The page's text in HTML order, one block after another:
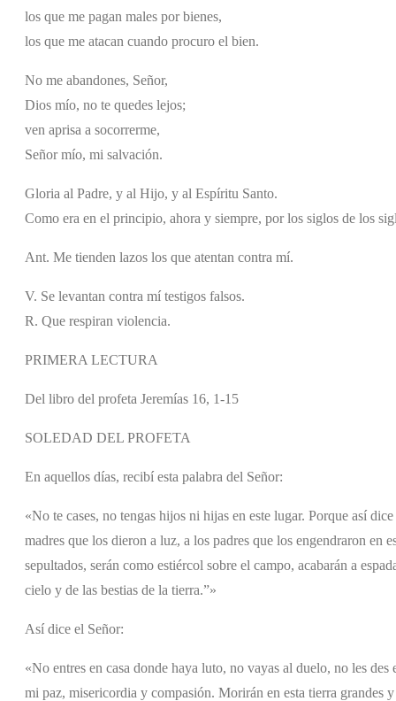
los que me pagan males por bienes,
los que me atacan cuando procuro el bien.
No me abandones, Señor,
Dios mío, no te quedes lejos;
ven aprisa a socorrerme,
Señor mío, mi salvación.
Gloria al Padre, y al Hijo, y al Espíritu Santo.
Como era en el principio, ahora y siempre, por los siglos de los
Ant. Me tienden lazos los que atentan contra mí.
V. Se levantan contra mí testigos falsos.
R. Que respiran violencia.
PRIMERA LECTURA
Del libro del profeta Jeremías 16, 1-15
SOLEDAD DEL PROFETA
En aquellos días, recibí esta palabra del Señor:
«No te cases, no tengas hijos ni hijas en este lugar. Porque así
madres que los dieron a luz, a los padres que los engendraron en
sepultados, serán como estiércol sobre el campo, acabarán a
cielo y de las bestias de la tierra.”»
Así dice el Señor:
«No entres en casa donde haya luto, no vayas al duelo, no les
mi paz, misericordia y compasión. Morirán en esta tierra grandes